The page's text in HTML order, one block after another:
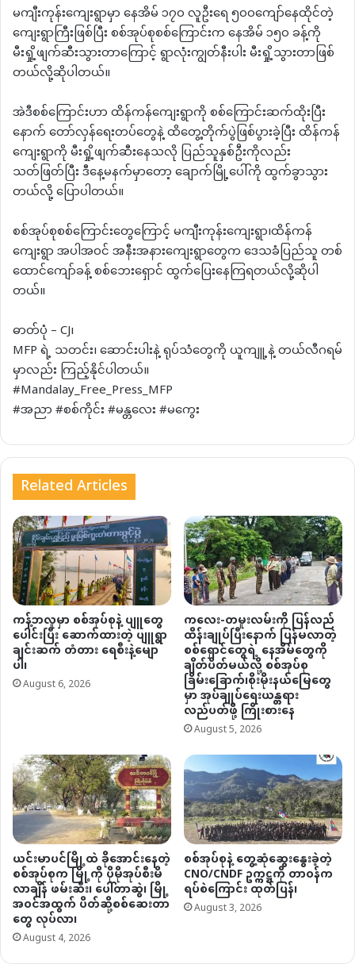
မကျီးကုန်းကျေးရွာမှာ နေအိမ် ၁၇၀ လူဦးရေ ၅၀၀ကျော်နေထိုင်တဲ့
ကျေးရွာကြီးဖြစ်ပြီး စစ်အုပ်စုစစ်ကြောင်းက နေအိမ် ၁၅၀ ခန့်ကို
မီးရှို့ဖျက်ဆီးသွားတာကြောင့် ရွာလုံးကျွတ်နီးပါး မီးရှို့သွားတာဖြစ်
တယ်လို့ဆိုပါတယ်။
အဲဒီစစ်ကြောင်းဟာ ထိန်ကန်ကျေးရွာကို စစ်ကြောင်းဆက်ထိုးပြီး
နောက် တော်လှန်ရေးတပ်တွေနဲ့ ထိတွေ့တိုက်ပွဲဖြစ်ပွားခဲ့ပြီး ထိန်ကန်
ကျေးရွာကို မီးရှို့ဖျက်ဆီးနေသလို ပြည်သူနှစ်ဦးကိုလည်း
သတ်ဖြတ်ပြီး ဒီနေ့မနက်မှာတော့ ချောက်မြို့ပေါ်ကို ထွက်ခွာသွား
တယ်လို့ ပြောပါတယ်။
စစ်အုပ်စုစစ်ကြောင်းတွေကြောင့် မကျီးကုန်းကျေးရွာ၊ထိန်ကန်
ကျေးရွာ အပါအဝင် အနီးအနားကျေးရွာတွေက ဒေသခံပြည်သူ တစ်
ထောင်ကျော်ခန့် စစ်ဘေးရှောင် ထွက်ပြေးနေကြရတယ်လို့ဆိုပါ
တယ်။
ဓာတ်ပုံ – CJ၊
MFP ရဲ့ သတင်း၊ ဆောင်းပါးနဲ့ ရုပ်သံတွေကို ယူကျူ့နဲ့ တယ်လီဂရမ်
မှာလည်း ကြည့်နိုင်ပါတယ်။
#Mandalay_Free_Press_MFP
#အညာ #စစ်ကိုင်း #မန္တလေး #မကွေး
Related Articles
ကန့်ဘလူမှာ စစ်အုပ်စုနဲ့ ပျူတွေ
ပေါင်းပြီး ဆောက်ထားတဲ့ ပျူရွာ
ချင်းဆက် တံတား ရေစီးနဲ့မျော
ပါ၊
August 6, 2026
ကလေး-တမူးလမ်းကို ပြန်လည်
ထိန်းချုပ်ပြီးနောက် ပြန်မလာတဲ့
စစ်ရှောင်တွေရဲ့ နေအိမ်တွေကို
ချိတ်ပိတ်မယ်လို့ စစ်အုပ်စု
ခြိမ်းခြောက်၊စိုးမိုးနယ်မြေတွေ
မှာ အုပ်ချုပ်ရေးယန္တရား
လည်ပတ်ဖို့ ကြိုးစားနေ
August 5, 2026
ယင်းမာပင်မြို့ထဲ ခိုအောင်းနေတဲ့
စစ်အုပ်စုက မြို့ကို ပိုမိုအုပ်စီးမိ
လာချိန် ဖမ်းဆီး၊ ပေါ်တာဆွဲ၊ မြို့
အဝင်အထွက် ပိတ်ဆို့စစ်ဆေးတာ
တွေ လုပ်လာ၊
August 4, 2026
စစ်အုပ်စုနဲ့ တွေ့ဆုံဆွေးနွေးခဲ့တဲ့
CNO/CNDF ဥက္ကဋ္ဌကို တာဝန်က
ရပ်စဲကြောင်း ထုတ်ပြန်၊
August 3, 2026